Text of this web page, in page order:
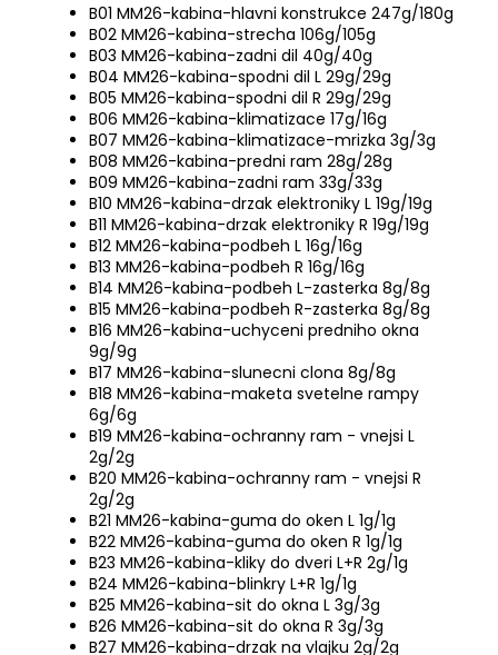
B01 MM26-kabina-hlavni konstrukce 247g/180g
B02 MM26-kabina-strecha 106g/105g
B03 MM26-kabina-zadni dil 40g/40g
B04 MM26-kabina-spodni dil L 29g/29g
B05 MM26-kabina-spodni dil R 29g/29g
B06 MM26-kabina-klimatizace 17g/16g
B07 MM26-kabina-klimatizace-mrizka 3g/3g
B08 MM26-kabina-predni ram 28g/28g
B09 MM26-kabina-zadni ram 33g/33g
B10 MM26-kabina-drzak elektroniky L 19g/19g
B11 MM26-kabina-drzak elektroniky R 19g/19g
B12 MM26-kabina-podbeh L 16g/16g
B13 MM26-kabina-podbeh R 16g/16g
B14 MM26-kabina-podbeh L-zasterka 8g/8g
B15 MM26-kabina-podbeh R-zasterka 8g/8g
B16 MM26-kabina-uchyceni predniho okna
9g/9g
B17 MM26-kabina-slunecni clona 8g/8g
B18 MM26-kabina-maketa svetelne rampy
6g/6g
B19 MM26-kabina-ochranny ram - vnejsi L
2g/2g
B20 MM26-kabina-ochranny ram - vnejsi R
2g/2g
B21 MM26-kabina-guma do oken L 1g/1g
B22 MM26-kabina-guma do oken R 1g/1g
B23 MM26-kabina-kliky do dveri L+R 2g/1g
B24 MM26-kabina-blinkry L+R 1g/1g
B25 MM26-kabina-sit do okna L 3g/3g
B26 MM26-kabina-sit do okna R 3g/3g
B27 MM26-kabina-drzak na vlajku 2g/2g